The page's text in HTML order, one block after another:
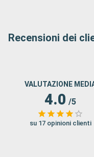
Recensioni dei
VALUTAZIONE
4.0 /5
su 17 opinioni clienti